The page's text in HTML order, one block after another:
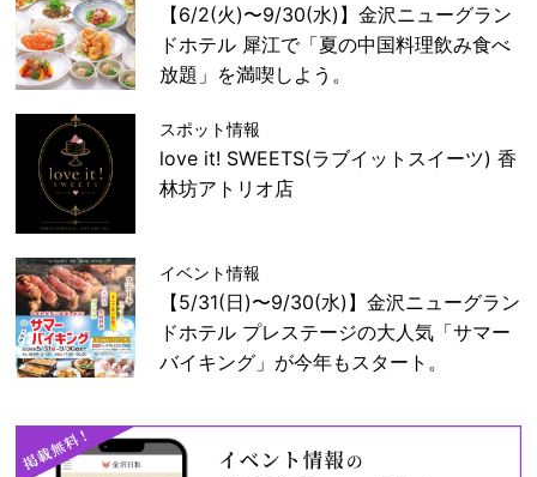
【6/2(火)〜9/30(水)】金沢ニューグラン
ドホテル 犀江で「夏の中国料理飲み食べ
放題」を満喫しよう。
スポット情報
love it! SWEETS(ラブイットスイーツ) 香
林坊アトリオ店
イベント情報
【5/31(日)〜9/30(水)】金沢ニューグラン
ドホテル プレステージの大人気「サマー
バイキング」が今年もスタート。